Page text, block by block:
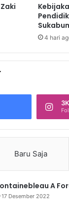
4 hari
Baru Saja
A
17 Desember 2022